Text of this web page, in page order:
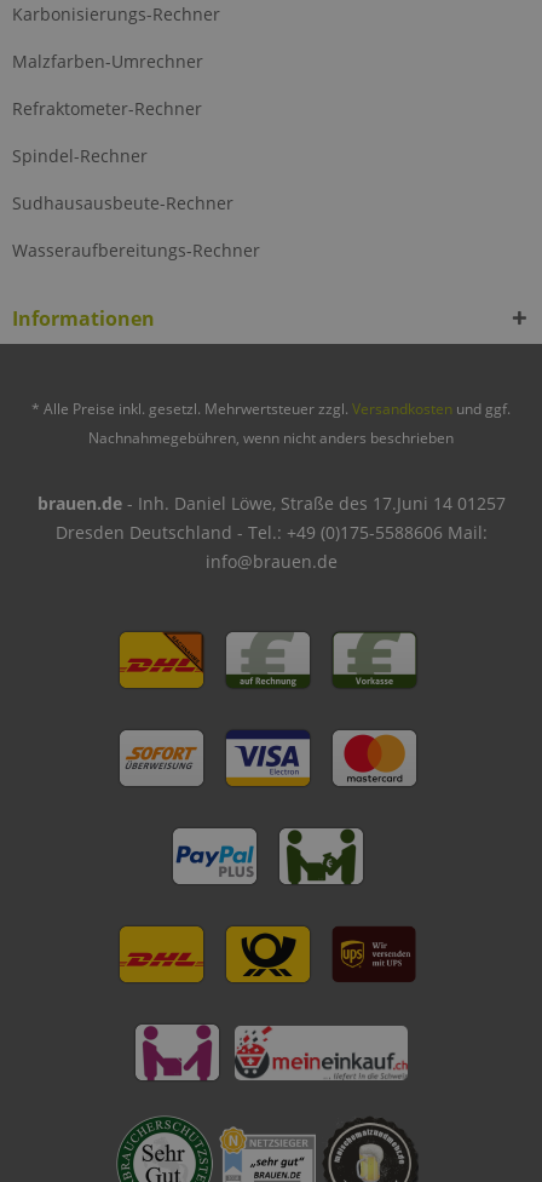
Karbonisierungs-Rechner
Malzfarben-Umrechner
Refraktometer-Rechner
Spindel-Rechner
Sudhausausbeute-Rechner
Wasseraufbereitungs-Rechner
Informationen
* Alle Preise inkl. gesetzl. Mehrwertsteuer zzgl. Versandkosten und ggf.
Nachnahmegebühren, wenn nicht anders beschrieben
brauen.de- Inh. Daniel Löwe, Straße des 17.Juni 14 01257
Dresden Deutschland - Tel.: +49 (0)175-5588606 Mail:
info@brauen.de